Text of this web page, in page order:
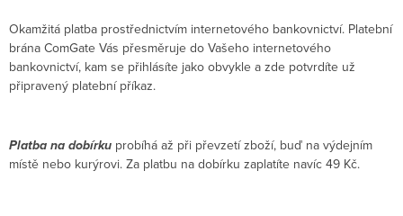
Okamžitá platba prostřednictvím internetového bankovnictví. Platební
brána ComGate Vás přesměruje do Vašeho internetového
bankovnictví, kam se přihlásíte jako obvykle a zde potvrdíte už
připravený platební příkaz.
Platba na dobírku probíhá až při převzetí zboží, buď na výdejním
místě nebo kurýrovi. Za platbu na dobírku zaplatíte navíc 49 Kč.